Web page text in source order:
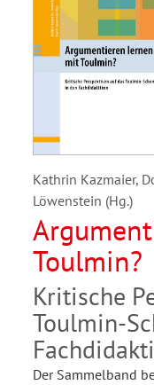
Kathrin Kazmaier,
Löwenstein (Hg.)
Toulmin?
Kritische
Toulmin-
Der Sammelband